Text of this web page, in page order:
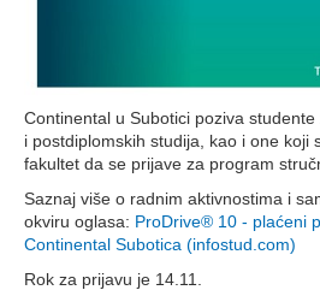
Continental u Subotici poziva
i postdiplomskih studija, kao i one koji
fakultet da se prijave za program
Saznaj više o radnim aktivnostima i
okviru oglasa: ProDrive® 10 - plaćeni
Continental Subotica (infostud.com)
Rok za prijavu je 14.11.